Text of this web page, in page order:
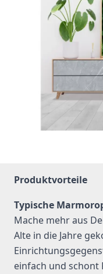
Produktvorteile
Typische
Mache mehr aus
Alte in die Jahre
einfach und schont